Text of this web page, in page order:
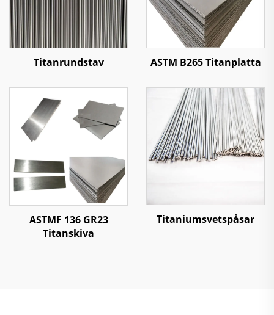
Titanrundstav ASTM B265 Titanplatta
ASTMF 136 GR23
Titanskiva
Titaniumsvetspåsar